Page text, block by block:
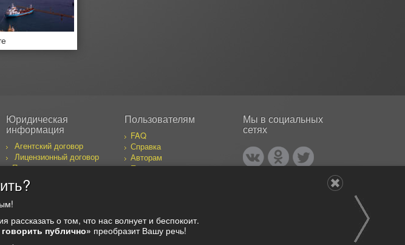
Юридическая
информация
Агентский договор
Лицензионный договор
Правила пользования
сайтом
Пользователям
FAQ
Справка
Авторам
Покупателям
Мы в социальных
сетях
рассказать о том, что нас волнует и беспокоит.
публично» преобразит Вашу речь!